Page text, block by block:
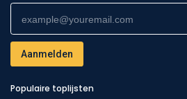
Populaire toplijsten